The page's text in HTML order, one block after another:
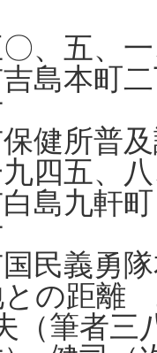
、五、
島本町
健所普
四五、
島九軒町
民義勇隊
との距離
（筆者